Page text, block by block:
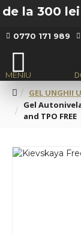
la 300 lei
0770 171 989
GEL UNGHII
Gel
and TPO FREE